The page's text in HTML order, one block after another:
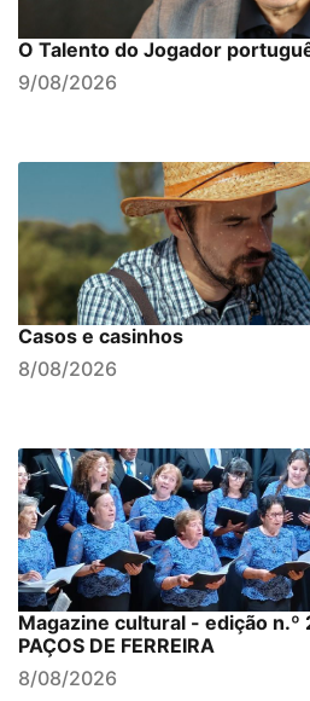
O Talento do Jogador
9/08/2026
Casos e casinhos
8/08/2026
Magazine cultural - edição n.º
PAÇOS DE FERREIRA
8/08/2026